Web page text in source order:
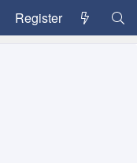
Register